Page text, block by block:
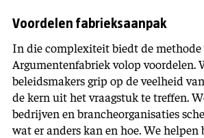
Voordelen fabrieksaanpak
In die complexiteit biedt de methode
Argumentenfabriek volop voordelen.
beleidsmakers grip op de veelheid
de kern uit het vraagstuk te treffen.
bedrijven en brancheorganisaties
wat er anders kan en hoe. We helpen